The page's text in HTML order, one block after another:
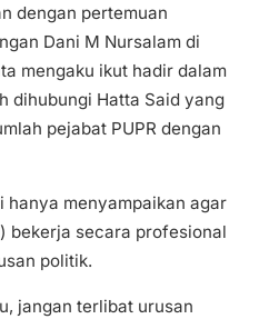
dengan pertemuan
Dani M Nursalam di
mengaku ikut hadir dalam
dihubungi Hatta Said yang
pejabat PUPR dengan
hanya menyampaikan agar
bekerja secara profesional
politik.
jangan terlibat urusan